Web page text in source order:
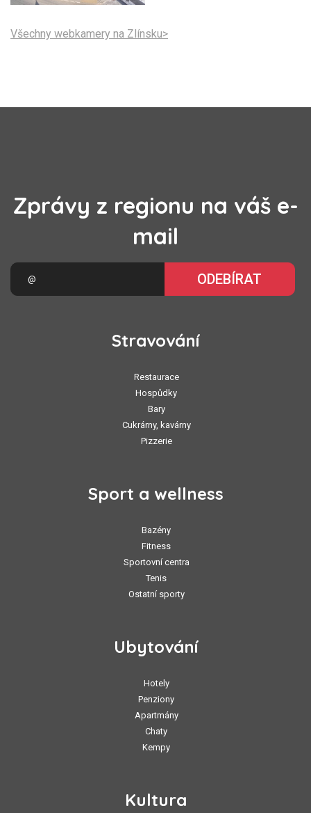
Všechny webkamery na Zlínsku>
Zprávy z regionu na váš e-
mail
ODEBÍRAT
Stravování
Restaurace
Hospůdky
Bary
Cukrárny, kavárny
Pizzerie
Sport a wellness
Bazény
Fitness
Sportovní centra
Tenis
Ostatní sporty
Ubytování
Hotely
Penziony
Apartmány
Chaty
Kempy
Kultura